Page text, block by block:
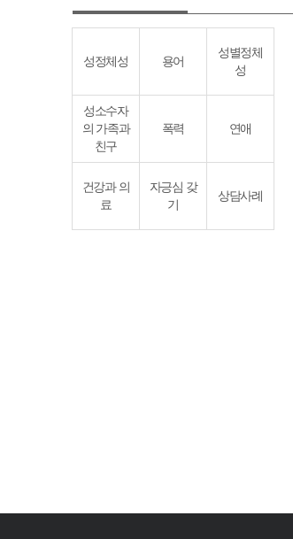
성정체성 용어
성별정체
성
성소수자
의 가족과
친구
폭력 연애
건강과 의
료
자긍심 갖
기
상담사례